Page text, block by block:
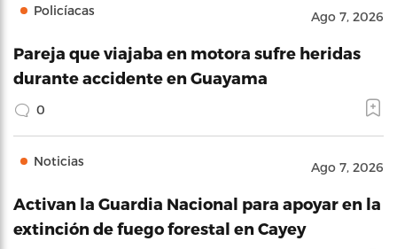
Policíacas Ago 7, 2026
Pareja que viajaba en motora sufre heridas
durante accidente en Guayama
0
Noticias Ago 7, 2026
Activan la Guardia Nacional para apoyar en la
extinción de fuego forestal en Cayey